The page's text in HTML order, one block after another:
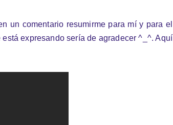
un comentario resumirme para mí y para el
expresando sería de agradecer ^_^. Aquí